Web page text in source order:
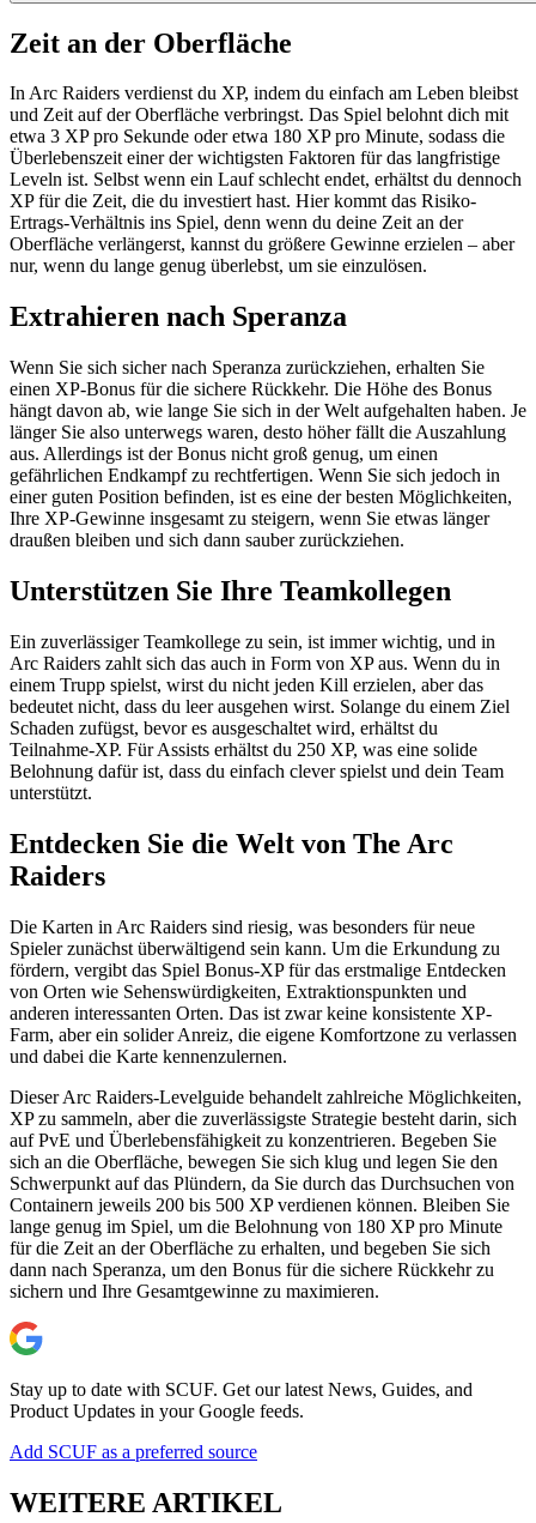
Zeit an der Oberfläche
In Arc Raiders verdienst du XP, indem du einfach am Leben bleibst
und Zeit auf der Oberfläche verbringst. Das Spiel belohnt dich mit
etwa 3 XP pro Sekunde oder etwa 180 XP pro Minute, sodass die
Überlebenszeit einer der wichtigsten Faktoren für das langfristige
Leveln ist. Selbst wenn ein Lauf schlecht endet, erhältst du dennoch
XP für die Zeit, die du investiert hast. Hier kommt das Risiko-
Ertrags-Verhältnis ins Spiel, denn wenn du deine Zeit an der
Oberfläche verlängerst, kannst du größere Gewinne erzielen – aber
nur, wenn du lange genug überlebst, um sie einzulösen.
Extrahieren nach Speranza
Wenn Sie sich sicher nach Speranza zurückziehen, erhalten Sie
einen XP-Bonus für die sichere Rückkehr. Die Höhe des Bonus
hängt davon ab, wie lange Sie sich in der Welt aufgehalten haben. Je
länger Sie also unterwegs waren, desto höher fällt die Auszahlung
aus. Allerdings ist der Bonus nicht groß genug, um einen
gefährlichen Endkampf zu rechtfertigen. Wenn Sie sich jedoch in
einer guten Position befinden, ist es eine der besten Möglichkeiten,
Ihre XP-Gewinne insgesamt zu steigern, wenn Sie etwas länger
draußen bleiben und sich dann sauber zurückziehen.
Unterstützen Sie Ihre Teamkollegen
Ein zuverlässiger Teamkollege zu sein, ist immer wichtig, und in
Arc Raiders zahlt sich das auch in Form von XP aus. Wenn du in
einem Trupp spielst, wirst du nicht jeden Kill erzielen, aber das
bedeutet nicht, dass du leer ausgehen wirst. Solange du einem Ziel
Schaden zufügst, bevor es ausgeschaltet wird, erhältst du
Teilnahme-XP. Für Assists erhältst du 250 XP, was eine solide
Belohnung dafür ist, dass du einfach clever spielst und dein Team
unterstützt.
Entdecken Sie die Welt von The Arc
Raiders
Die Karten in Arc Raiders sind riesig, was besonders für neue
Spieler zunächst überwältigend sein kann. Um die Erkundung zu
fördern, vergibt das Spiel Bonus-XP für das erstmalige Entdecken
von Orten wie Sehenswürdigkeiten, Extraktionspunkten und
anderen interessanten Orten. Das ist zwar keine konsistente XP-
Farm, aber ein solider Anreiz, die eigene Komfortzone zu verlassen
und dabei die Karte kennenzulernen.
Dieser Arc Raiders-Levelguide behandelt zahlreiche Möglichkeiten,
XP zu sammeln, aber die zuverlässigste Strategie besteht darin, sich
auf PvE und Überlebensfähigkeit zu konzentrieren. Begeben Sie
sich an die Oberfläche, bewegen Sie sich klug und legen Sie den
Schwerpunkt auf das Plündern, da Sie durch das Durchsuchen von
Containern jeweils 200 bis 500 XP verdienen können. Bleiben Sie
lange genug im Spiel, um die Belohnung von 180 XP pro Minute
für die Zeit an der Oberfläche zu erhalten, und begeben Sie sich
dann nach Speranza, um den Bonus für die sichere Rückkehr zu
sichern und Ihre Gesamtgewinne zu maximieren.
Stay up to date with SCUF. Get our latest News, Guides, and
Product Updates in your Google feeds.
Add SCUF as a preferred source
WEITERE ARTIKEL